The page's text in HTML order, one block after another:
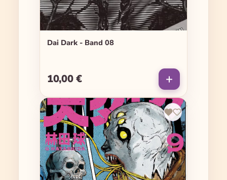
Dai Dark - Band 08
Regulärer Preis:
10,00 €